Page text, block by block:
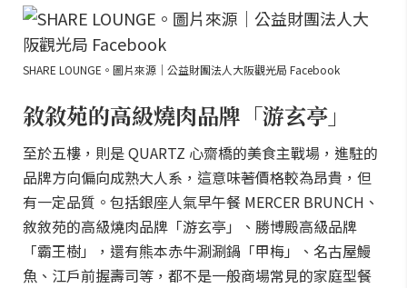
SHARE LOUNGE。圖片來源｜公益財團法人大阪觀光局 Facebook
敘敘苑的高級燒肉品牌「游玄亭」
至於五樓，則是 QUARTZ 心齋橋的美食主戰場，進駐的
品牌方向偏向成熟大人系，這意味著價格較為昂貴，但
有一定品質。包括銀座人氣早午餐 MERCER BRUNCH、
敘敘苑的高級燒肉品牌「游玄亭」、勝博殿高級品牌
「霸王樹」，還有熊本赤牛涮涮鍋「甲梅」、名古屋鰻
魚、江戶前握壽司等，都不是一般商場常見的家庭型餐